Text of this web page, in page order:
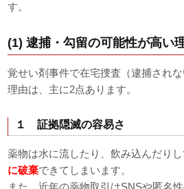
す。
(1) 逮捕・勾留の可能性が高い
覚せい剤事件で在宅捜査（逮捕され
理由は、主に2点あります。
１ 証拠隠滅の容易さ
薬物は水に流したり、飲み込んだり
に破棄できてしまいます。